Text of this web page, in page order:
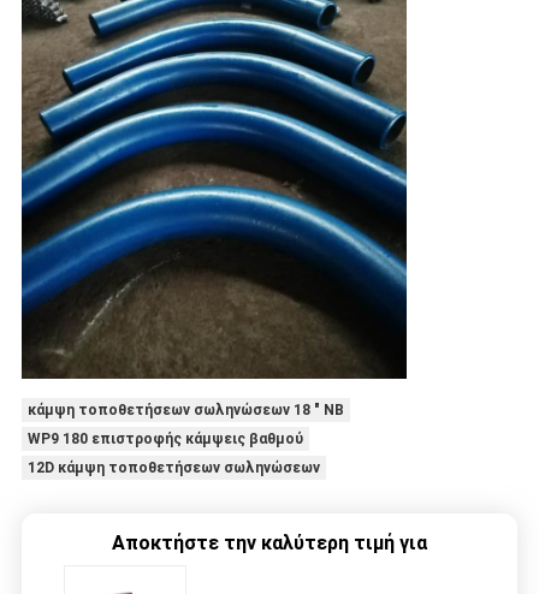
κάμψη τοποθετήσεων σωληνώσεων 18 ″ NB
WP9 180 επιστροφής κάμψεις βαθμού
12D κάμψη τοποθετήσεων σωληνώσεων
Αποκτήστε την καλύτερη τιμή για